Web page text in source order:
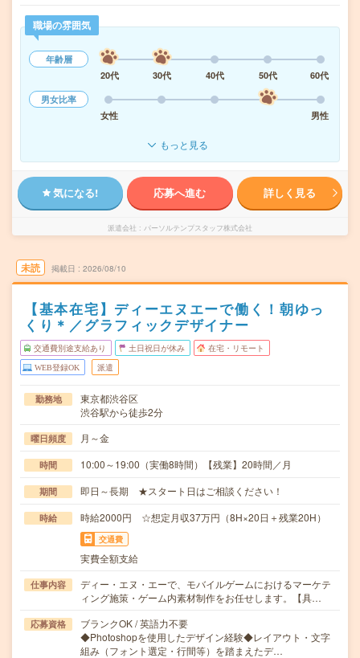
職場の雰囲気
年齢層
20代
30代 40代 50代
60代
男女比率
女性
男性
もっと見る
気になる! 応募へ進む 詳しく見る
派遣会社 パーソルテンプスタッフ株式会社
未読 掲載日 2026/08/10
【基本在宅】ディーエヌエーで働く！朝ゆっ
くり＊／グラフィックデザイナー
交通費別途支給あり 土日祝日が休み 在宅・リモート
WEB登録OK 派遣
勤務地
東京都渋谷区
渋谷駅から徒歩2分
曜日頻度 月～金
時間 10:00～19:00（実働8時間）【残業】20時間／月
期間 即日～長期 ★スタート日はご相談ください！
時給 時給2000円 ☆想定月収37万円（8H×20日＋残業20H）
交通費
実費全額支給
仕事内容
ディー・エヌ・エーで、モバイルゲームにおけるマーケテ
ィング施策・ゲーム内素材制作をお任せします。【具…
応募資格
ブランクOK / 英語力不要
◆Photoshopを使用したデザイン経験◆レイアウト・文字
組み（フォント選定・行間等）を踏まえたデ…